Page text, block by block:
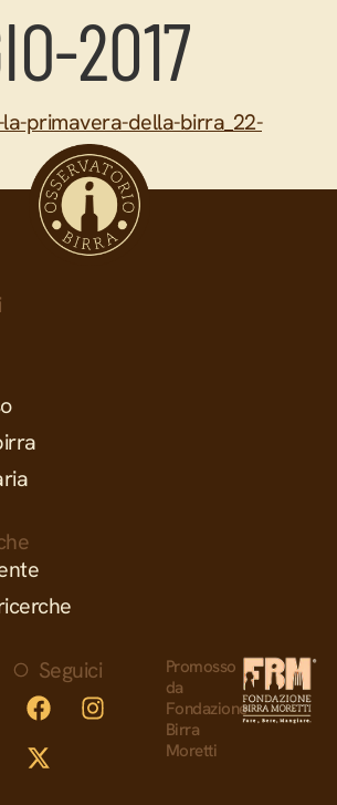
2017
primavera-della-birra_22-
Seguici
Promosso
da
Fondazione
Birra
Moretti